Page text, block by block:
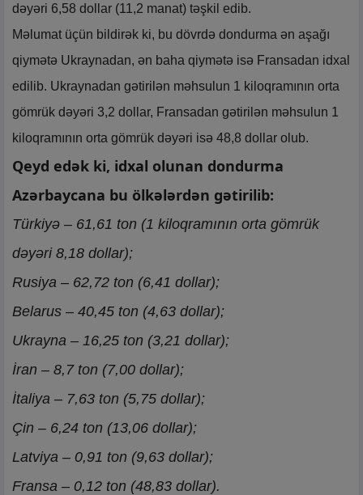
dəyəri 6,58 dollar (11,2 manat) təşkil edib.
Məlumat üçün bildirək ki, bu dövrdə dondurma ən aşağı
qiymətə Ukraynadan, ən baha qiymətə isə Fransadan idxal
edilib. Ukraynadan gətirilən məhsulun 1 kiloqramının orta
gömrük dəyəri 3,2 dollar, Fransadan gətirilən məhsulun 1
kiloqramının orta gömrük dəyəri isə 48,8 dollar olub.
Qeyd edək ki, idxal olunan dondurma
Azərbaycana bu ölkələrdən gətirilib:
Türkiyə – 61,61 ton (1 kiloqramının orta gömrük
dəyəri 8,18 dollar);
Rusiya – 62,72 ton (6,41 dollar);
Belarus – 40,45 ton (4,63 dollar);
Ukrayna – 16,25 ton (3,21 dollar);
İran – 8,7 ton (7,00 dollar);
İtaliya – 7,63 ton (5,75 dollar);
Çin – 6,24 ton (13,06 dollar);
Latviya – 0,91 ton (9,63 dollar);
Fransa – 0,12 ton (48,83 dollar).